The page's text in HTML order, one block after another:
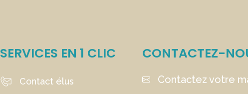
SERVICES EN 1 CLIC
Contact élus
CONTACTEZ-
Contactez votre